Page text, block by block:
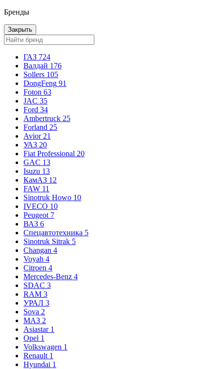
Бренды
Закрыть
ГАЗ 724
Валдай 176
Sollers 105
DongFeng 91
Foton 63
JAC 35
Ford 34
Ambertruck 25
Forland 25
Avior 21
УАЗ 20
Fiat Professional 20
GAC 13
Isuzu 13
КамАЗ 12
FAW 11
Sinotruk Howo 10
IVECO 10
Peugeot 7
ВАЗ 6
Спецавтотехника 5
Sinotruk Sitrak 5
Changan 4
Voyah 4
Citroen 4
Mercedes-Benz 4
SDAC 3
RAM 3
УРАЛ 3
Sova 2
МАЗ 2
Asiastar 1
Opel 1
Volkswagen 1
Renault 1
Hyundai 1